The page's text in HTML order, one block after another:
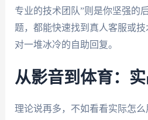
专业的技术团队”则是你坚强的
题，都能快速找到真人客服或
对一堆冰冷的自助回复。
从影音到体育：
理论说再多，不如看看实际怎么